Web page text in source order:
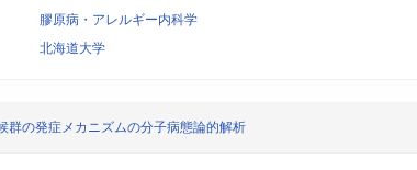
膠原病・アレルギー内科学
北海道大学
群の発症メカニズムの分子病態論的解析